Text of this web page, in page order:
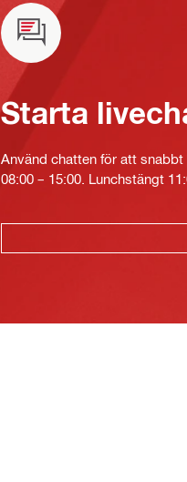
Starta
Använd chatten för att
08:00 – 15:00. Lunchstängt